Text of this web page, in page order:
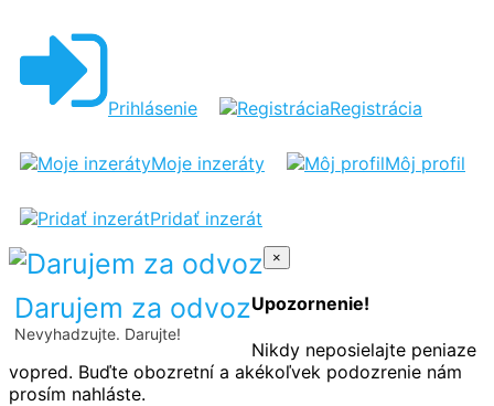
Prihlásenie Registrácia
Moje inzeráty Môj profil
Pridať inzerát
Darujem za odvoz
Nevyhadzujte. Darujte!
×
Upozornenie!
Nikdy neposielajte peniaze
vopred. Buďte obozretní a akékoľvek podozrenie nám
prosím nahláste.